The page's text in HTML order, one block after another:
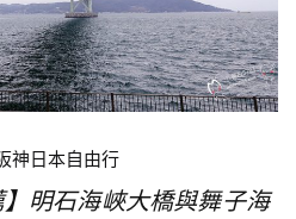
神日本自由行
】明石海峽大橋與舞子海